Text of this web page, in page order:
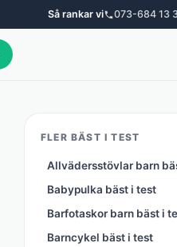
Så rankar vi 073-684 13
FLER BÄST I TEST
Allvädersstövlar barn
Babypulka bäst i test
Barfotaskor barn bäst i
Barncykel bäst i test